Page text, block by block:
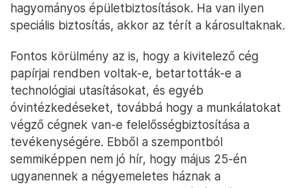
hagyományos épületbiztosítások. Ha van ilyen
speciális biztosítás, akkor az térít a károsultaknak.
Fontos körülmény az is, hogy a kivitelező cég
papírjai rendben voltak-e, betartották-e a
technológiai utasításokat, és egyéb
óvintézkedéseket, továbbá hogy a munkálatokat
végző cégnek van-e felelősségbiztosítása a
tevékenységére. Ebből a szempontból
semmiképpen nem jó hír, hogy május 25-én
ugyanennek a négyemeletes háznak a